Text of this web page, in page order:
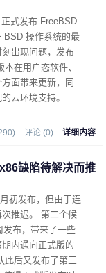
式发布 FreeBSD
BSD 操作系统的最
出现问题，发布
在用户态软件、
面带来更新，同
云环境支持。
评论 (0) 详细内容
缺陷待解决而推
初发布，但由于连
推迟。 第二个候
发布，带来了一些
内通向正式版的
此后又发布了第三